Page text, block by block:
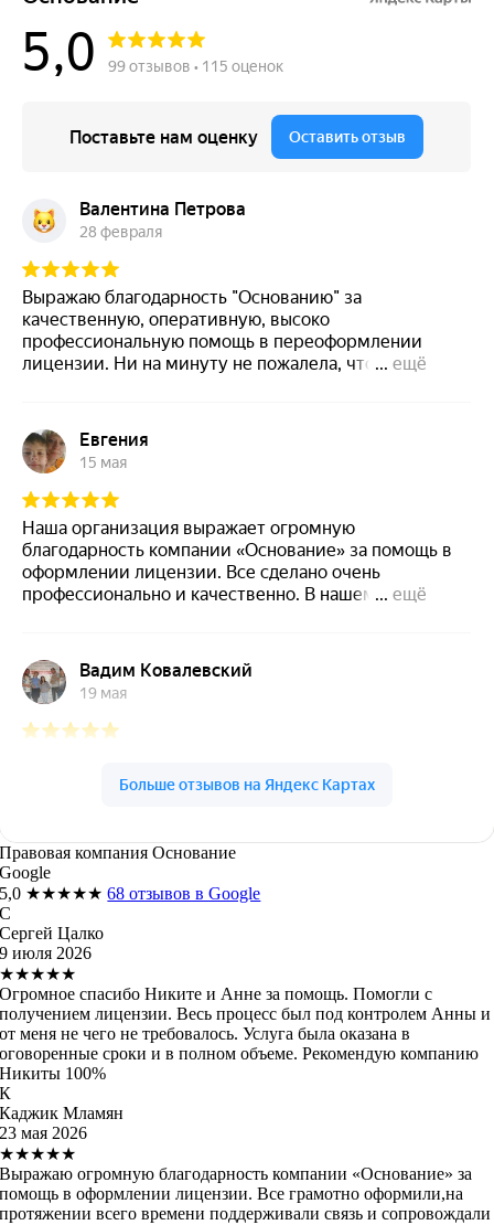
Правовая компания Основание
Google
5,0 ★★★★★68 отзывов в Google
С
Сергей Цалко
9 июля 2026
★★★★★
Огромное спасибо Никите и Анне за помощь. Помогли с
получением лицензии. Весь процесс был под контролем Анны и
от меня не чего не требовалось. Услуга была оказана в
оговоренные сроки и в полном объеме. Рекомендую компанию
Никиты 100%
К
Каджик Мламян
23 мая 2026
★★★★★
Выражаю огромную благодарность компании «Основание» за
помощь в оформлении лицензии. Все грамотно оформили,на
протяжении всего времени поддерживали связь и сопровождали